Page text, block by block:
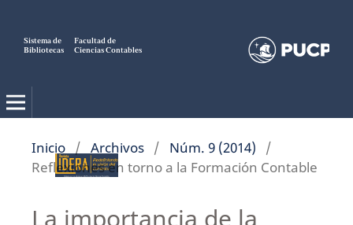
Sistema de
Bibliotecas
Facultad de
Ciencias Contables
Inicio / Archivos / Núm. 9 (2014)
/
Reflexiones en torno a la Formación Contable
La importancia de la